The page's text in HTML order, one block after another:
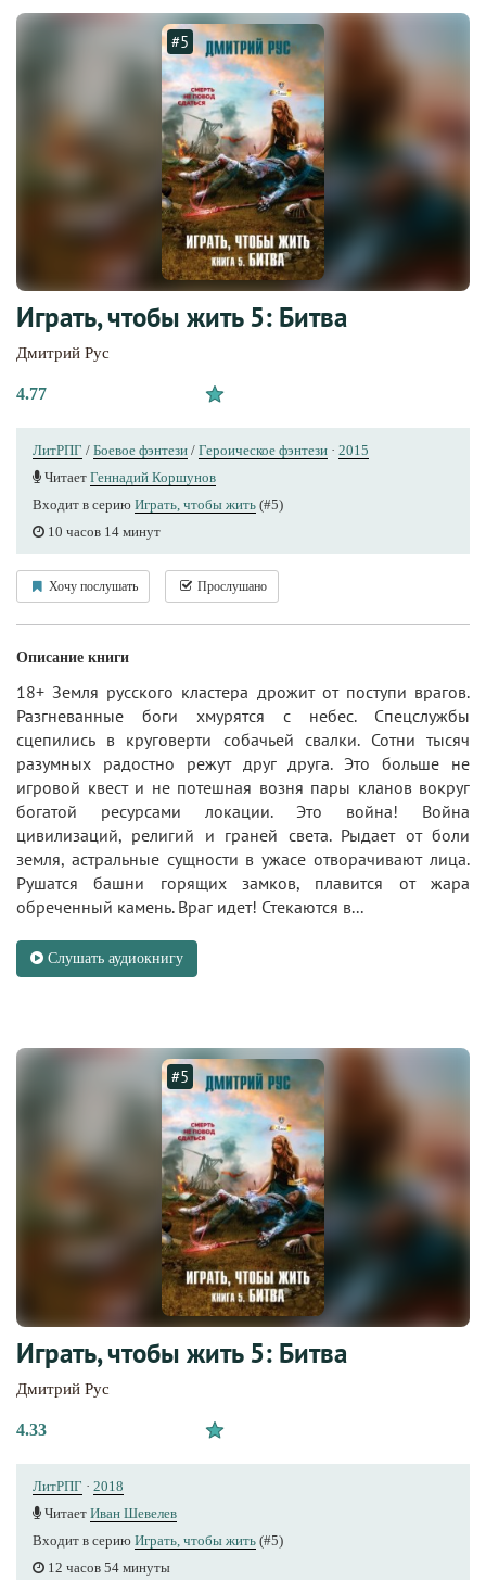
#5
Играть, чтобы жить 5: Битва
Дмитрий Рус
4.77
ЛитРПГ / Боевое фэнтези / Героическое фэнтези · 2015
Читает Геннадий Коршунов
Входит в серию Играть, чтобы жить (#5)
10 часов 14 минут
Хочу послушать Прослушано
Описание книги
18+ Земля русского кластера дрожит от поступи врагов.
Разгневанные боги хмурятся с небес. Спецслужбы
сцепились в круговерти собачьей свалки. Сотни тысяч
разумных радостно режут друг друга. Это больше не
игровой квест и не потешная возня пары кланов вокруг
богатой ресурсами локации. Это война! Война
цивилизаций, религий и граней света. Рыдает от боли
земля, астральные сущности в ужасе отворачивают лица.
Рушатся башни горящих замков, плавится от жара
обреченный камень. Враг идет! Стекаются в...
Слушать аудиокнигу
#5
Играть, чтобы жить 5: Битва
Дмитрий Рус
4.33
ЛитРПГ · 2018
Читает Иван Шевелев
Входит в серию Играть, чтобы жить (#5)
12 часов 54 минуты